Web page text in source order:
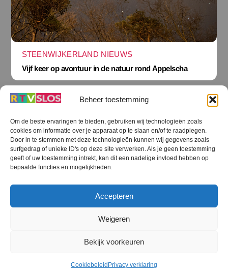
Beheer toestemming
Om de beste ervaringen te bieden, gebruiken wij technologieën zoals
cookies om informatie over je apparaat op te slaan en/of te raadplegen.
Door in te stemmen met deze technologieën kunnen wij gegevens zoals
surfgedrag of unieke ID's op deze site verwerken. Als je geen toestemming
geeft of uw toestemming intrekt, kan dit een nadelige invloed hebben op
bepaalde functies en mogelijkheden.
Accepteren
Weigeren
Bekijk voorkeuren
Cookiebeleid Privacy verklaring
STEENWIJKERLAND NIEUWS
Vijf keer op avontuur in de natuur rond Appelscha
Terug
naar
boven
RTV SLOS
RTV SLOS ANBI